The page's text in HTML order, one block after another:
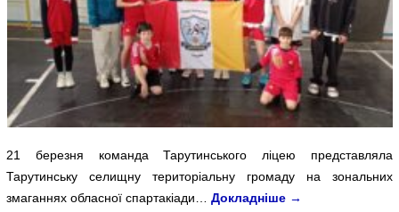
21 березня команда Тарутинського ліцею представляла
Тарутинську селищну територіальну громаду на зональних
змаганнях обласної спартакіади…Докладніше →